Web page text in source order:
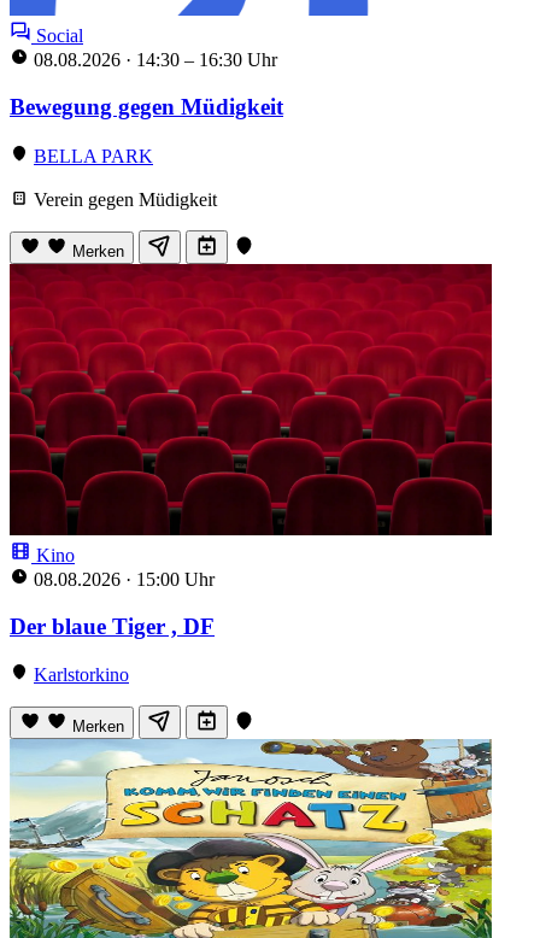
Social
08.08.2026 · 14:30 – 16:30 Uhr
Bewegung gegen Müdigkeit
BELLA PARK
Verein gegen Müdigkeit
Merken
Kino
08.08.2026 · 15:00 Uhr
Der blaue Tiger , DF
Karlstorkino
Merken